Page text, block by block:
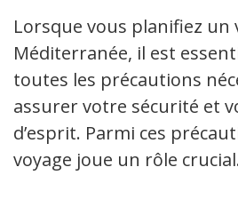
Lorsque vous planifiez un
Méditerranée, il est
toutes les précautions
assurer votre sécurité et
d’esprit. Parmi ces
voyage joue un rôle